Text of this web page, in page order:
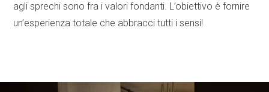
agli sprechi sono fra i valori fondanti. L’obiettivo è fornire
un’esperienza totale che abbracci tutti i sensi!